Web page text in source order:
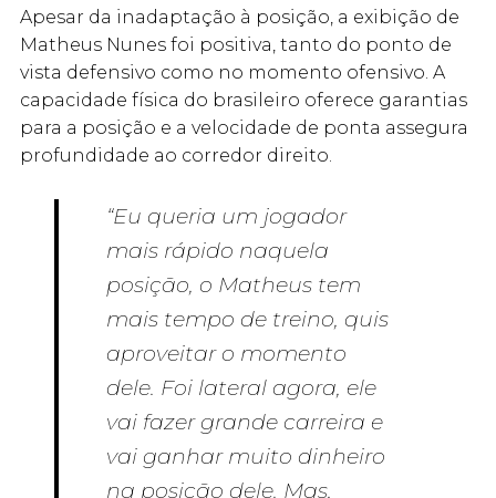
Apesar da inadaptação à posição, a exibição de
Matheus Nunes foi positiva, tanto do ponto de
vista defensivo como no momento ofensivo. A
capacidade física do brasileiro oferece garantias
para a posição e a velocidade de ponta assegura
profundidade ao corredor direito.
“Eu queria um jogador
mais rápido naquela
posição, o Matheus tem
mais tempo de treino, quis
aproveitar o momento
dele. Foi lateral agora, ele
vai fazer grande carreira e
vai ganhar muito dinheiro
na posição dele. Mas,